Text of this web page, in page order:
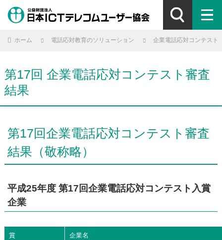
ホーム 電話応対教育のソリューション 企業電話応対コンテスト
第17回 企業電話応対コンテスト審査
結果
第17回企業電話応対コンテスト審査
結果（敬称略）
平成25年度 第17回企業電話応対コンテスト入賞
企業
賞 企業名